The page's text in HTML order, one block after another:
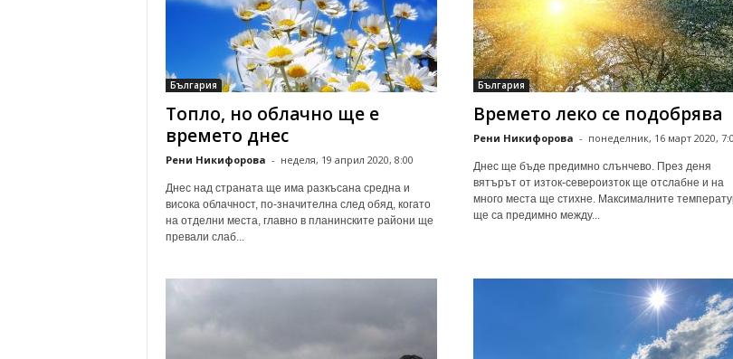
България
Топло, но облачно ще е
времето днес
Рени Никифорова - неделя, 19 април 2020, 8:00
Днес над страната ще има разкъсана средна и
висока облачност, по-значителна след обяд, когато
на отделни места, главно в планинските райони ще
превали слаб...
България
Времето леко се подобрява
Рени Никифорова - понеделник, 16 март 2020,
Днес ще бъде предимно слънчево. През деня
вятърът от изток-североизток ще отслабне и на
много места ще стихне. Максималните
ще са предимно между...